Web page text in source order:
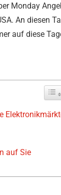
Monday
An diesen
auf diese
auf Sie